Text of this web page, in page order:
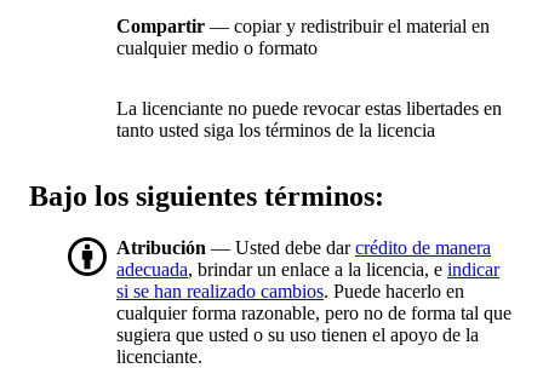
Compartir — copiar y redistribuir el material en
cualquier medio o formato
La licenciante no puede revocar estas libertades en
tanto usted siga los términos de la licencia
Bajo los siguientes términos:
Atribución — Usted debe darcrédito de manera
adecuada, brindar un enlace a la licencia, e indicar
si se han realizado cambios. Puede hacerlo en
cualquier forma razonable, pero no de forma tal que
sugiera que usted o su uso tienen el apoyo de la
licenciante.